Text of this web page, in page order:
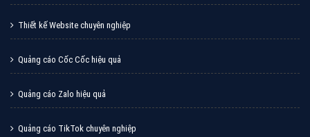
XEM CHI TIẾT
Quảng cáo Zalo